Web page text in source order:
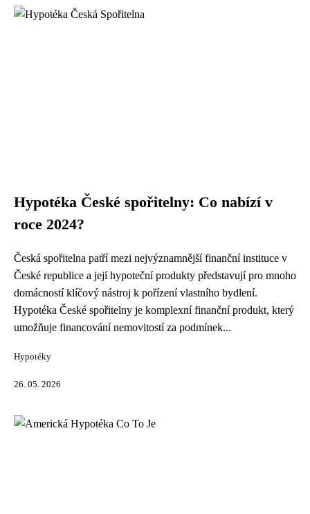
Hypotéka České spořitelny: Co nabízí v
roce 2024?
Česká spořitelna patří mezi nejvýznamnější finanční instituce v
České republice a její hypoteční produkty představují pro mnoho
domácností klíčový nástroj k pořízení vlastního bydlení.
Hypotéka České spořitelny je komplexní finanční produkt, který
umožňuje financování nemovitostí za podmínek...
Hypotéky
26. 05. 2026